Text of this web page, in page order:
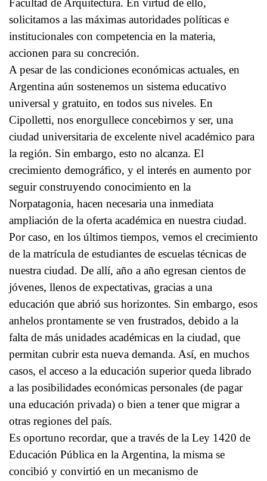
Facultad de Arquitectura. En virtud de ello,
solicitamos a las máximas autoridades políticas e
institucionales con competencia en la materia,
accionen para su concreción.
A pesar de las condiciones económicas actuales, en
Argentina aún sostenemos un sistema educativo
universal y gratuito, en todos sus niveles. En
Cipolletti, nos enorgullece concebirnos y ser, una
ciudad universitaria de excelente nivel académico para
la región. Sin embargo, esto no alcanza. El
crecimiento demográfico, y el interés en aumento por
seguir construyendo conocimiento en la
Norpatagonia, hacen necesaria una inmediata
ampliación de la oferta académica en nuestra ciudad.
Por caso, en los últimos tiempos, vemos el crecimiento
de la matrícula de estudiantes de escuelas técnicas de
nuestra ciudad. De allí, año a año egresan cientos de
jóvenes, llenos de expectativas, gracias a una
educación que abrió sus horizontes. Sin embargo, esos
anhelos prontamente se ven frustrados, debido a la
falta de más unidades académicas en la ciudad, que
permitan cubrir esta nueva demanda. Así, en muchos
casos, el acceso a la educación superior queda librado
a las posibilidades económicas personales (de pagar
una educación privada) o bien a tener que migrar a
otras regiones del país.
Es oportuno recordar, que a través de la Ley 1420 de
Educación Pública en la Argentina, la misma se
concibió y convirtió en un mecanismo de